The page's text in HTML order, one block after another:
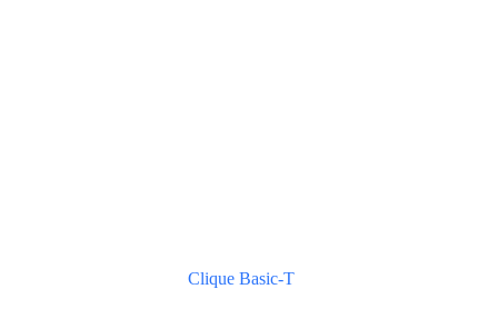
Clique Basic-T